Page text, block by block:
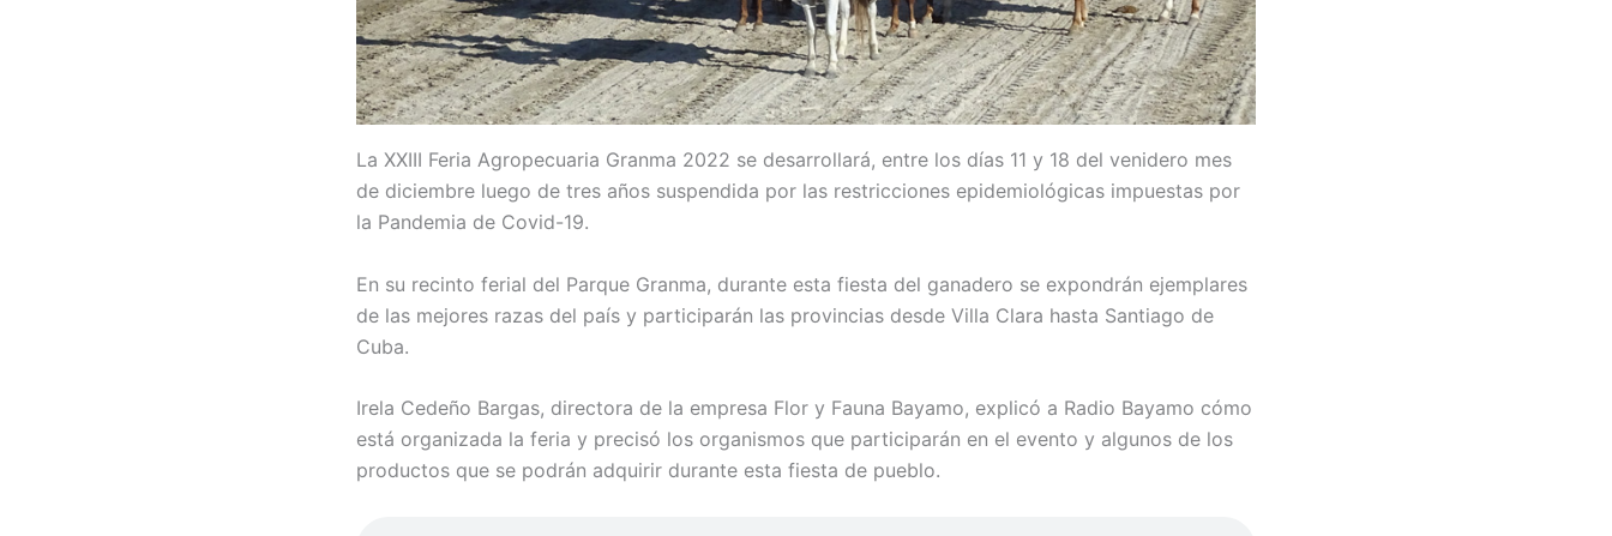
La XXIII Feria Agropecuaria Granma 2022 se desarrollará, entre los días 11 y 18 del venidero mes
de diciembre luego de tres años suspendida por las restricciones epidemiológicas impuestas por
la Pandemia de Covid-19.
En su recinto ferial del Parque Granma, durante esta fiesta del ganadero se expondrán ejemplares
de las mejores razas del país y participarán las provincias desde Villa Clara hasta Santiago de
Cuba.
Irela Cedeño Bargas, directora de la empresa Flor y Fauna Bayamo, explicó a Radio Bayamo cómo
está organizada la feria y precisó los organismos que participarán en el evento y algunos de los
productos que se podrán adquirir durante esta fiesta de pueblo.